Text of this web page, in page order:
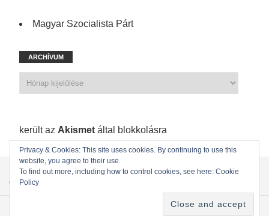
Magyar Szocialista Párt
ARCHÍVUM
került az Akismet által blokkolásra
KEZDŐLAP
ÖNKORMÁNYZATI KÉPVISELŐINK
ÖNKORMÁNYZAT
. Powered by WordPress
Privacy & Cookies: This site uses cookies. By continuing to use this
website, you agree to their use.
To find out more, including how to control cookies, see here: Cookie
Policy